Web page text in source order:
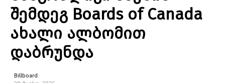
შემდეგ Boards of Canada
ახალი ალბომით
დაბრუნდა
Billboard